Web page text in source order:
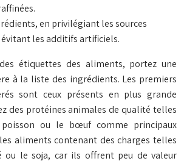
en privilégiant les sources
les additifs artificiels.
étiquettes des aliments, portez une
à la liste des ingrédients. Les premiers
sont ceux présents en plus grande
des protéines animales de qualité telles
ou le bœuf comme principaux
aliments contenant des charges telles
ou le soja, car ils offrent peu de valeur